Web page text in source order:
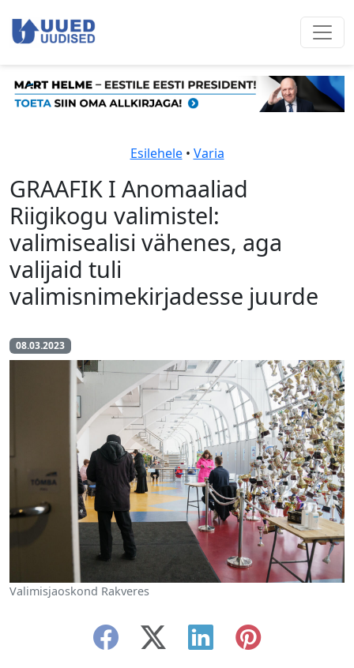
Esilehele• Varia
GRAAFIK I Anomaaliad
Riigikogu valimistel:
valimisealisi vähenes, aga
valijaid tuli
valimisnimekirjadesse juurde
08.03.2023
Valimisjaoskond Rakveres